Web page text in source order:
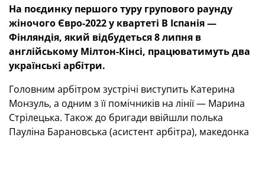
На поєдинку першого туру групового раунду
жіночого Євро-2022 у квартеті В Іспанія —
Фінляндія, який відбудеться 8 липня в
англійському Мілтон-Кінсі, працюватимуть два
українські арбітри.
Головним арбітром зустрічі виступить Катерина
Монзуль, а одним з її помічників на лінії — Марина
Стрілецька. Також до бригади ввійшли полька
Пауліна Барановська (асистент арбітра), македонка